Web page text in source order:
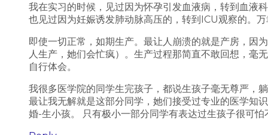
我在实习的时候，见过因为怀孕引发血液病，转到血液
也见过因为妊娠诱发肺动脉高压的，转到ICU观察的。
即使一切正常，如期生产。最让人崩溃的就是产房，因
人生产，她们会忙疯）。生产过程那简直不敢回想，毫
自行体会。
我很多医学院的同学生完孩子，都说生孩子毫无尊严，
最让我无解就是这部分同学，她们接受过专业的医学知
婚-生小孩。 只有极小一部分同学有表达过生孩子很可怕